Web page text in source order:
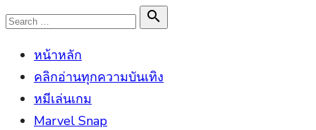
Skip
content
Search

Search
หน้าหลัก
คลิกอ่านทุกความบันเทิง
หมีเล่นเกม
Marvel Snap